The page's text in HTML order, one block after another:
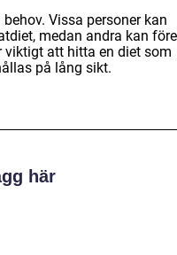
Vissa personer kan
medan andra kan
viktigt att hitta en diet som
på lång sikt.
här